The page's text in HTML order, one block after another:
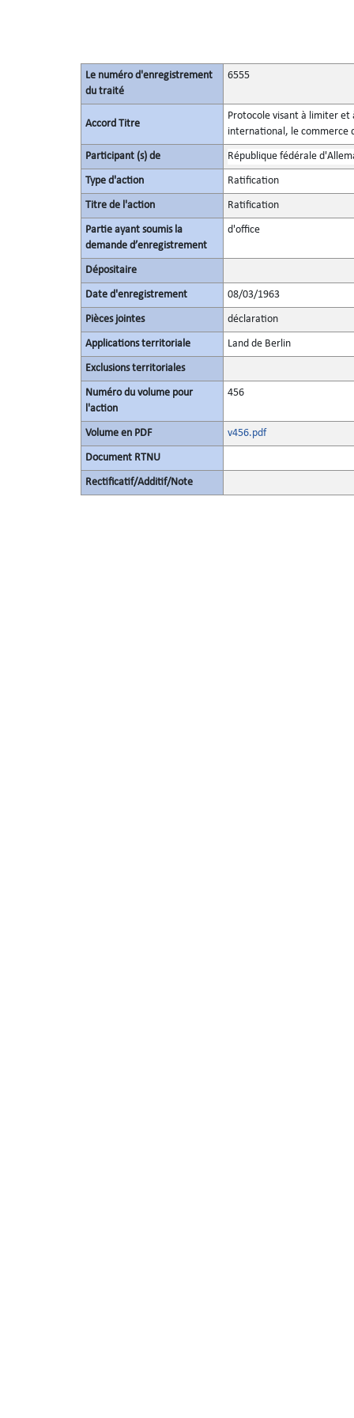
Le numéro d'enregistrement
du traité
6555
Accord Titre
Protocole visant à limiter
international, le commerce
Participant (s) de République fédérale
Type d'action Ratification
Titre de l'action Ratification
Partie ayant soumis la
demande d’enregistrement
d'office
Dépositaire
Date d'enregistrement 08/03/1963
Pièces jointes déclaration
Applications territoriale Land de Berlin
Exclusions territoriales
Numéro du volume pour
l'action
456
Volume en PDF v456.pdf
Document RTNU
Rectificatif/Additif/Note